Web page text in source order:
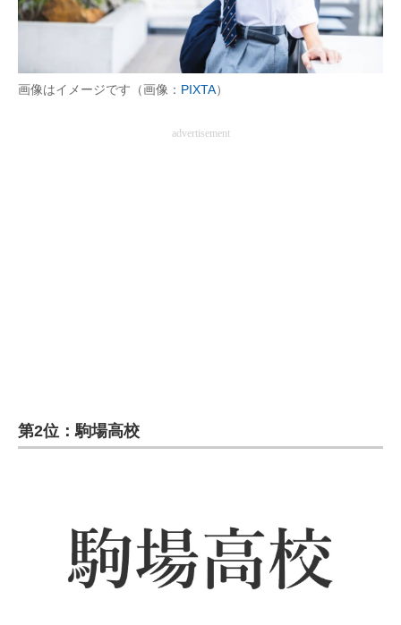
画像はイメージです（画像： PIXTA）
advertisement
第2位：駒場高校